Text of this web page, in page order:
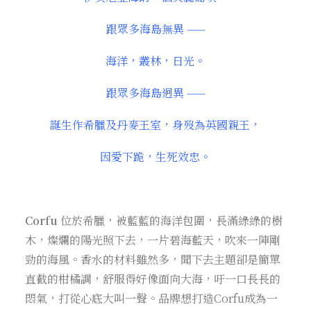
跟眾多海島無異 ——
海洋，叢林，日光。
跟眾多海島迥異 ——
誕生作希臘及丹麥王室，身歿為英國親王，
因愛下跪，生死效忠。
Corfu 位於希臘，被藍藍的海洋包圍，長滿綠綠的樹
木，燦爛的陽光照下去，一片碧海藍天，吹來一陣剛
勁的海風。香水的材料雖然多，聞下去主題卻是簡單
直截的柑橘調，舒服得好像面向大海，吁一口長長的
悶氣，打從心底大叫一聲。品牌想打造Corfu成為一